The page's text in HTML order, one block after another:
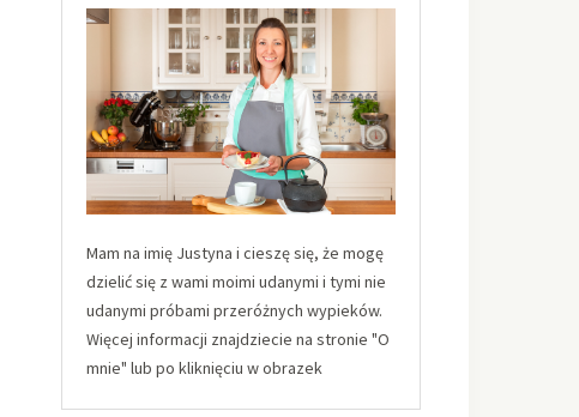
Mam na imię Justyna i cieszę się, że mogę
dzielić się z wami moimi udanymi i tymi nie
udanymi próbami przeróżnych wypieków.
Więcej informacji znajdziecie na stronie "O
mnie" lub po kliknięciu w obrazek